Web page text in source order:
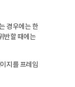
경우에는 한
반할 때에는
지를 프레임